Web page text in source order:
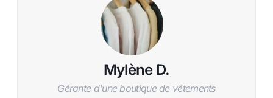
Mylène D.
Gérante d'une boutique de vêtements